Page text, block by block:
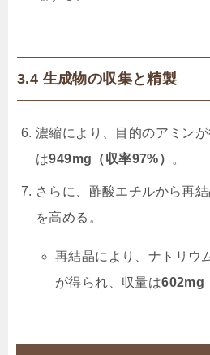
3.4 生成物の収集と精製
濃縮により、目的のアミン
は949mg（収率97%） 。
さらに、酢酸エチルから再
を高める。
再結晶により、ナトリウ
が得られ、収量は602mg